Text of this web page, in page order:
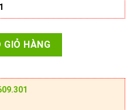
Nai? số lượng
GIỎ HÀNG